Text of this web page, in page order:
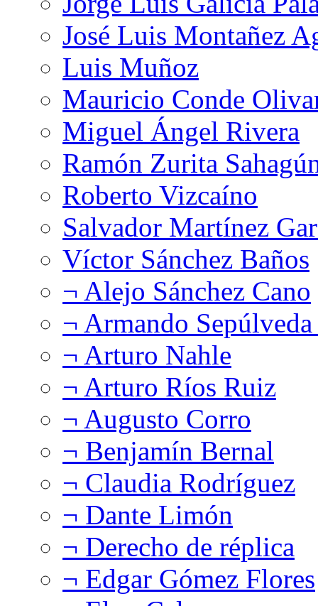
José Luis Montañez
Luis Muñoz
Mauricio Conde
Miguel Ángel Rivera
Ramón Zurita
Roberto Vizcaíno
Salvador Martínez
Víctor Sánchez Baños
¬ Alejo Sánchez Cano
¬ Armando
¬ Arturo Nahle
¬ Arturo Ríos Ruiz
¬ Augusto Corro
¬ Benjamín Bernal
¬ Claudia Rodríguez
¬ Dante Limón
¬ Derecho de réplica
¬ Edgar Gómez Flores